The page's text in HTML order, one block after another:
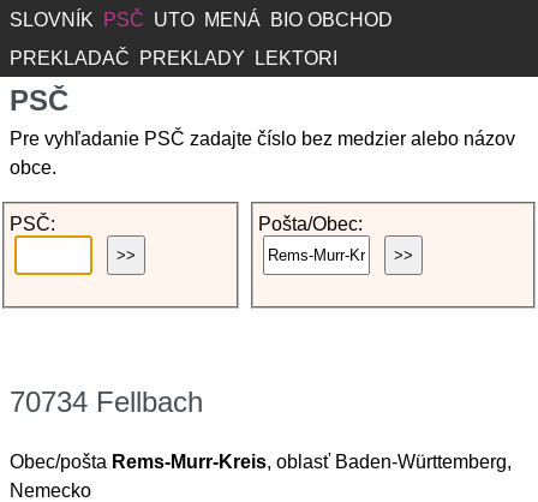
SLOVNÍK PSČ UTO MENÁ
BIO OBCHOD
PREKLADAČ
PREKLADY LEKTORI
PSČ
Pre vyhľadanie PSČ zadajte číslo bez medzier alebo názov
obce.
PSČ: Pošta/Obec:
70734 Fellbach
Obec/pošta Rems-Murr-Kreis, oblasť Baden-Württemberg,
Nemecko